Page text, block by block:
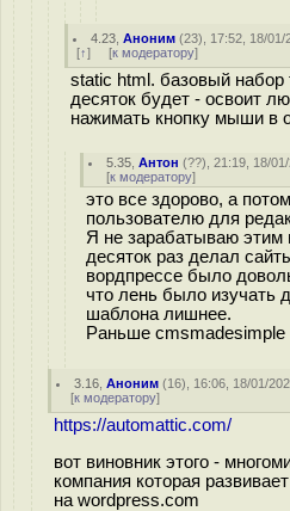
4.23 ,Аноним (23), 17:52, 18/01/
[↑] [к модератору]
static html. базовый набор
десяток будет - освоит
нажимать кнопку мыши в
5.35 ,Антон (??), 21:19, 18/
[к модератору]
это все здорово, а
пользователю для
Я не зарабатываю этим
десяток раз делал
вордпрессе было
что лень было изучать
шаблона лишнее.
Раньше cmsmadesimple
3.16 ,Аноним (16), 16:06, 18/01/
[к модератору]
https://automattic.com/
вот виновник этого -
компания которая
на wordpress.com